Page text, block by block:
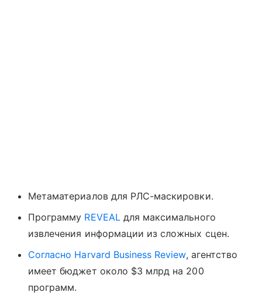
Метаматериалов для РЛС-маскировки.
Программу REVEAL для максимального
извлечения информации из сложных сцен.
Согласно Harvard Business Review, агентство
имеет бюджет около $3 млрд на 200
программ.